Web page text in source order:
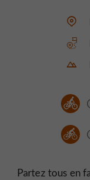
Partez tous en